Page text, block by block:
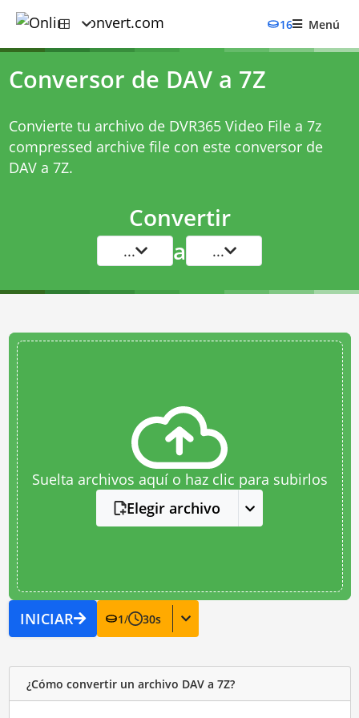
16 Menú
Conversor de DAV a 7Z
Convierte tu archivo de DVR365 Video File a 7z
compressed archive file con este conversor de
DAV a 7Z.
Convertir
... a ...
Suelta archivos aquí o haz clic para subirlos
Elegir archivo
INICIAR 1/ 30s
¿Cómo convertir un archivo DAV a 7Z?